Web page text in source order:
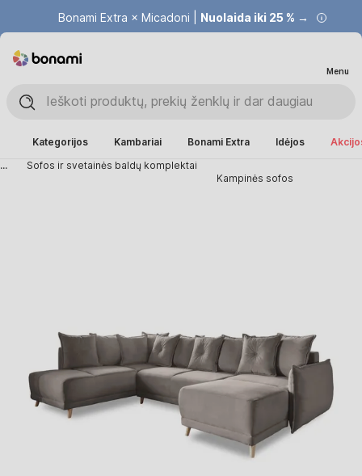
Bonami Extra × Micadoni | Nuolaida iki 25 % →
Menu
Kategorijos Kambariai Bonami Extra Idėjos
...
Sofos ir svetainės baldų komplektai
Kampinės sofos